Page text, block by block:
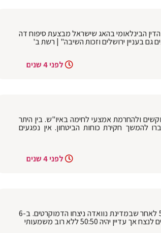
הבינלאומי בהאג שישראל מבצעת סיפוח דה
גם בעניין ירושלים וזכות השיבה" | רשת ב'
לפני 4 שנים
ולהחרמת אמצעי לחימה באיו"ש. בין היתר
להמשך חקירת כוחות הביטחון. אין נפגעים
לפני 4 שנים
בחירות האמצע בארה"ב: מכה לרפובליקנים. התוצאות בסנאט הן 50:49 לאחר שבמדינת נוואדה ניצחו הדמוקרטים. ב-6
50:50 ללא רוב משמעותי